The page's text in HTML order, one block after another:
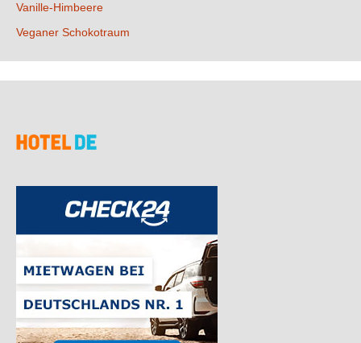
Vanille-Himbeere
Veganer Schokotraum